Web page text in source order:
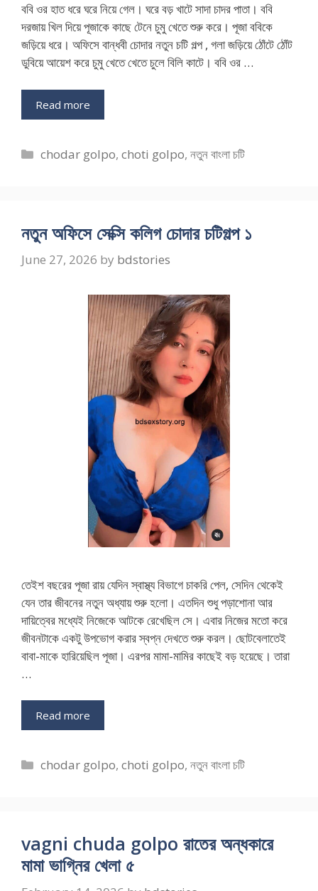
ববি ওর হাত ধরে ঘরে নিয়ে গেল। ঘরে বড় খাটে সাদা চাদর পাতা। ববি
দরজায় খিল দিয়ে পূজাকে কাছে টেনে চুমু খেতে শুরু করে। পূজা ববিকে
জড়িয়ে ধরে। অফিসে বান্ধবী চোদার নতুন চটি গল্প , গলা জড়িয়ে ঠোঁটে ঠোঁট
ডুবিয়ে আয়েশ করে চুমু খেতে খেতে চুলে বিলি কাটে। ববি ওর …
Read more
Categories
chodar golpo,choti golpo,নতুন বাংলা চটি
নতুন অফিসে সেক্সি কলিগ চোদার চটিগল্প ১
June 27, 2026 by bdstories
তেইশ বছরের পূজা রায় যেদিন স্বাস্থ্য বিভাগে চাকরি পেল, সেদিন থেকেই
যেন তার জীবনের নতুন অধ্যায় শুরু হলো। এতদিন শুধু পড়াশোনা আর
দায়িত্বের মধ্যেই নিজেকে আটকে রেখেছিল সে। এবার নিজের মতো করে
জীবনটাকে একটু উপভোগ করার স্বপ্ন দেখতে শুরু করল। ছোটবেলাতেই
বাবা-মাকে হারিয়েছিল পূজা। এরপর মামা-মামির কাছেই বড় হয়েছে। তারা
…
Read more
Categories
chodar golpo,choti golpo,নতুন বাংলা চটি
vagni chuda golpo রাতের অন্ধকারে
মামা ভাগ্নির খেলা ৫